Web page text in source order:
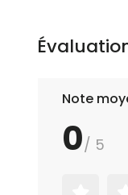
Note
0/ 5